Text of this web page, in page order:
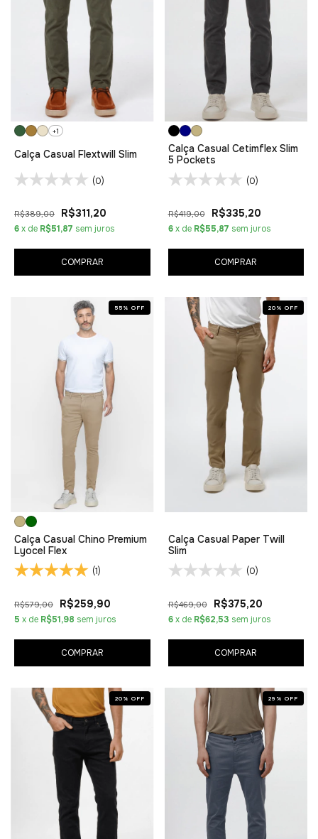
+1
Calça Casual Flextwill Slim
(0)
R$389,00 R$311,20
6x de R$51,87 sem juros
COMPRAR
Calça Casual Cetimflex Slim
5 Pockets
(0)
R$419,00 R$335,20
6 x de R$55,87 sem juros
COMPRAR
55 % OFF
Calça Casual Chino Premium
Lyocel Flex
(1)
R$579,00 R$259,90
5 x de R$51,98 sem juros
COMPRAR
20 % OFF
Calça Casual Paper Twill
Slim
(0)
R$469,00 R$375,20
6 x de R$62,53 sem juros
COMPRAR
20 % OFF 29 % OFF